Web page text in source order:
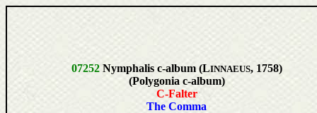
07252 Nymphalis c-album (LINNAEUS, 1758)
(Polygonia c-album)
C-Falter
The Comma